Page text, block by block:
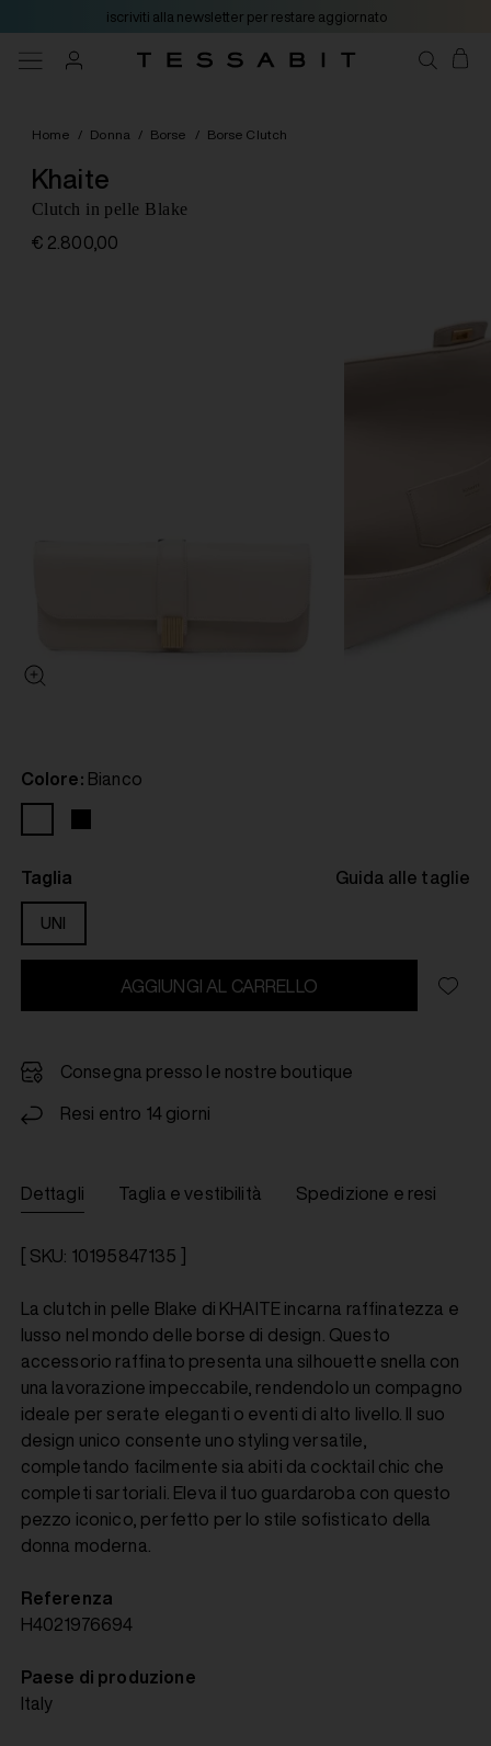
iscriviti alla newsletter per restare aggiornato
Home / Donna / Borse / Borse Clutch
Khaite
Clutch in pelle Blake
€ 2.800,00
Colore: Bianco
Taglia Guida alle taglie
UNI
AGGIUNGI AL CARRELLO
Consegna presso le nostre boutique
Resi entro 14 giorni
Dettagli Taglia e vestibilità Spedizione e resi
[ SKU: 10195847135 ]
La clutch in pelle Blake di KHAITE incarna raffinatezza e
lusso nel mondo delle borse di design. Questo
accessorio raffinato presenta una silhouette snella con
una lavorazione impeccabile, rendendolo un compagno
ideale per serate eleganti o eventi di alto livello. Il suo
design unico consente uno styling versatile,
completando facilmente sia abiti da cocktail chic che
completi sartoriali. Eleva il tuo guardaroba con questo
pezzo iconico, perfetto per lo stile sofisticato della
donna moderna.
Referenza
H4021976694
Paese di produzione
Italy